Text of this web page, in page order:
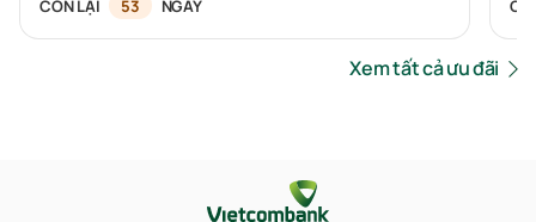
CÒN LẠI 53 NGÀY
Xem tất cả ưu đãi